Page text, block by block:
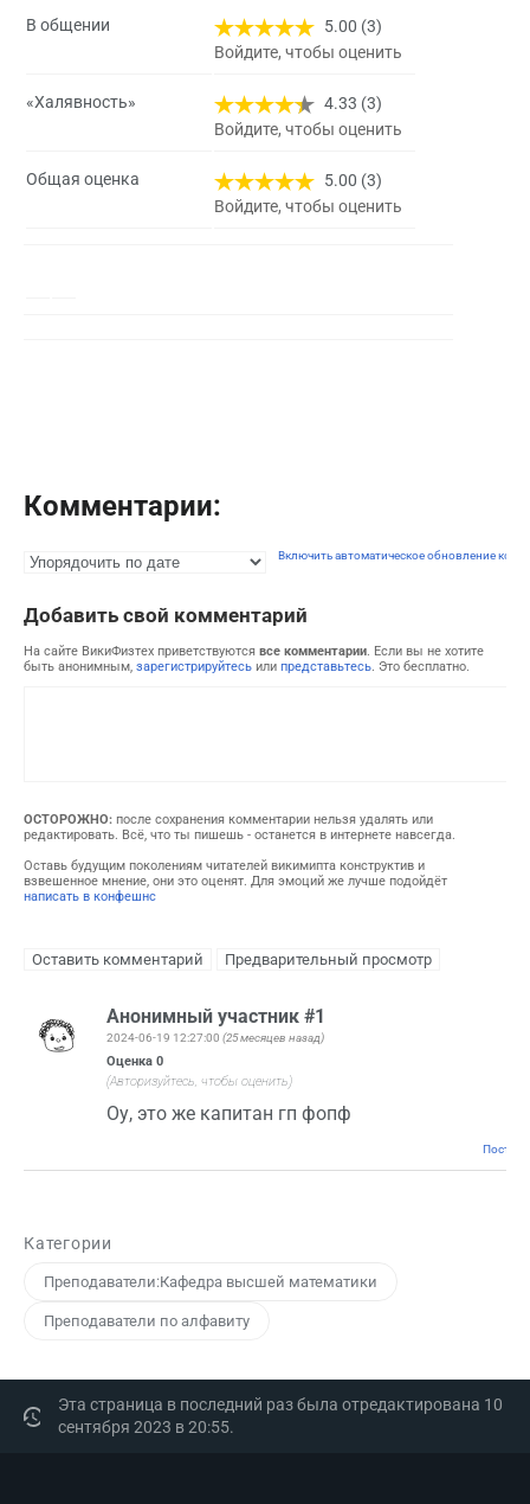
В общении
5.00 (3)
Войдите, чтобы оценить
«Халявность»
4.33 (3)
Войдите, чтобы оценить
Общая оценка
5.00 (3)
Войдите, чтобы оценить
Комментарии:
Включить автоматическое обновление
Добавить свой комментарий
На сайте ВикиФизтех приветствуются все комментарии. Если вы не хотите
быть анонимным, зарегистрируйтесь или представьтесь. Это бесплатно.
ОСТОРОЖНО: после сохранения комментарии нельзя удалять или
редактировать. Всё, что ты пишешь - останется в интернете навсегда.
Оставь будущим поколениям читателей викимипта конструктив и
взвешенное мнение, они это оценят. Для эмоций же лучше подойдёт
написать в конфешнс
Анонимный участник #1
2024-06-19 12:27:00 (25 месяцев назад)
Оценка 0
(Авторизуйтесь, чтобы оценить)
Оу, это же капитан гп фопф
Категории
Преподаватели:Кафедра высшей математики
Преподаватели по алфавиту
Эта страница в последний раз была отредактирована 10
сентября 2023 в 20:55.